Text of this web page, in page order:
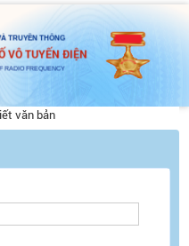
TRUYỀN THÔNG
VÔ TUYẾN ĐIỆN
RADIO FREQUENCY
văn bản